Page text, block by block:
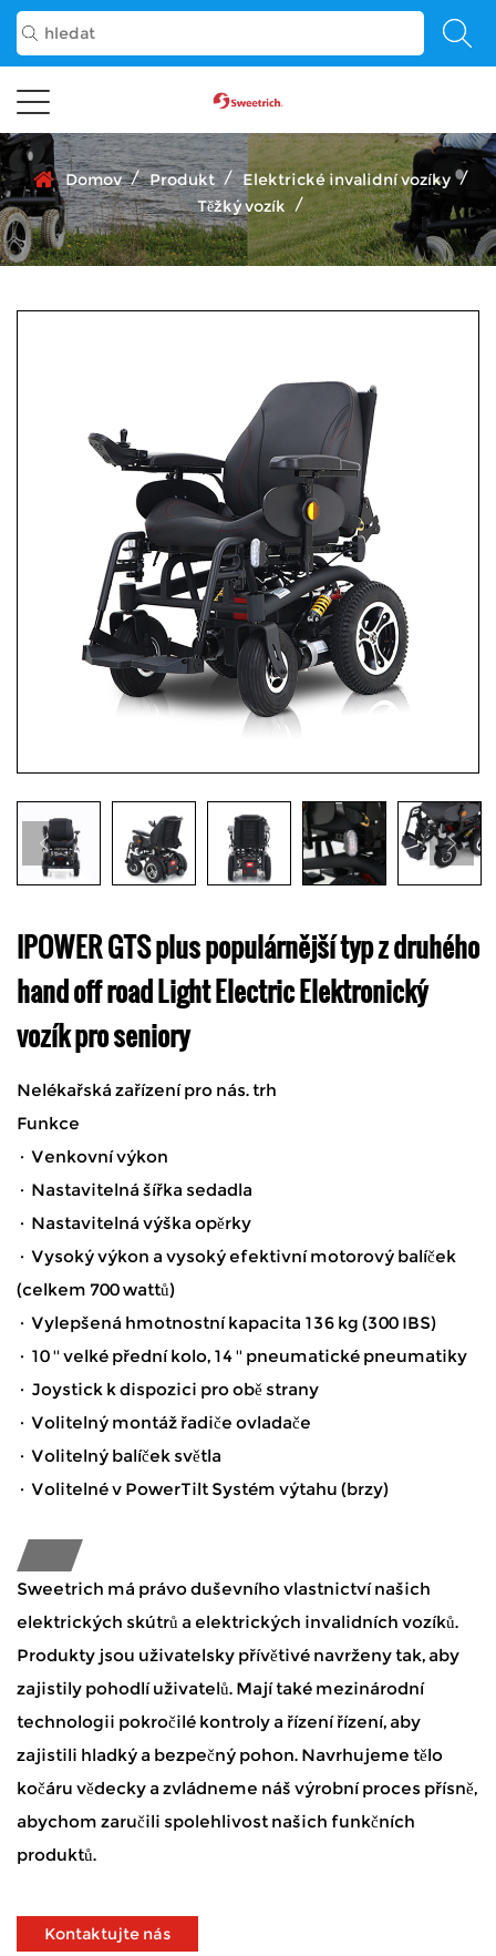
Domov / Produkt / Elektrické invalidní vozíky /
Těžký vozík /
IPOWER GTS plus populárnější typ z druhého
hand off road Light Electric Elektronický
vozík pro seniory
Nelékařská zařízení pro nás. trh
Funkce
· Venkovní výkon
· Nastavitelná šířka sedadla
· Nastavitelná výška opěrky
· Vysoký výkon a vysoký efektivní motorový balíček
(celkem 700 wattů)
· Vylepšená hmotnostní kapacita 136 kg (300 IBS)
· 10 '' velké přední kolo, 14 '' pneumatické pneumatiky
· Joystick k dispozici pro obě strany
· Volitelný montáž řadiče ovladače
· Volitelný balíček světla
· Volitelné v PowerTilt Systém výtahu (brzy)
Sweetrich má právo duševního vlastnictví našich
elektrických skútrů a elektrických invalidních vozíků.
Produkty jsou uživatelsky přívětivé navrženy tak, aby
zajistily pohodlí uživatelů. Mají také mezinárodní
technologii pokročilé kontroly a řízení řízení, aby
zajistili hladký a bezpečný pohon. Navrhujeme tělo
kočáru vědecky a zvládneme náš výrobní proces přísně,
abychom zaručili spolehlivost našich funkčních
produktů.
Kontaktujte nás